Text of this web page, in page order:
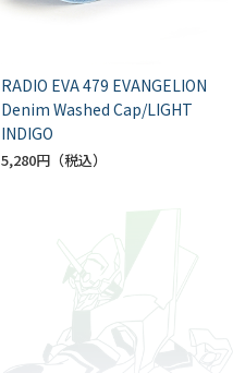
RADIO EVA 479 EVANGELION
Denim Washed Cap/LIGHT
INDIGO
5,280円